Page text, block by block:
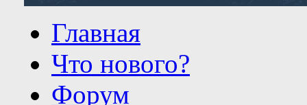
Главная
Что нового?
Форум